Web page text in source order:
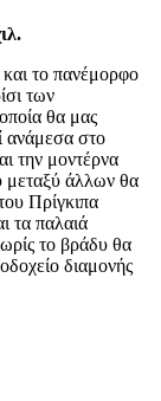
το πανέμορφο
των
θα μας
ανάμεσα στο
την μοντέρνα
μεταξύ άλλων θα
Πρίγκιπα
τα παλαιά
το βράδυ θα
διαμονής